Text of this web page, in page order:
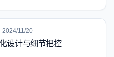
2024/11/20
设计与细节把控